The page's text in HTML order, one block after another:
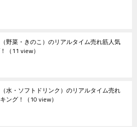
（野菜・きのこ）のリアルタイム売れ筋人気
（11 view）
（水・ソフトドリンク）のリアルタイム売れ
ング！ （10 view）